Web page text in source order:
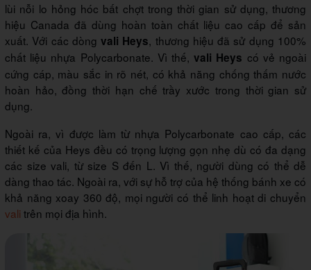
lùi nỗi lo hỏng hóc bất chợt trong thời gian sử dụng, thương
hiệu Canada đã dùng hoàn toàn chất liệu cao cấp để sản
xuất. Với các dòngvali Heys, thương hiệu đã sử dụng 100%
chất liệu nhựa Polycarbonate. Vì thế,vali Heys có vẻ ngoài
cứng cáp, màu sắc in rõ nét, có khả năng chống thấm nước
hoàn hảo, đồng thời hạn chế trầy xước trong thời gian sử
dụng.
Ngoài ra, vì được làm từ nhựa Polycarbonate cao cấp, các
thiết kế của Heys đều có trọng lượng gọn nhẹ dù có đa dạng
các size vali, từ size S đến L. Vì thế, người dùng có thể dễ
dàng thao tác. Ngoài ra, với sự hỗ trợ của hệ thống bánh xe có
khả năng xoay 360 độ, mọi người có thể linh hoạt di chuyển
vali trên mọi địa hình.